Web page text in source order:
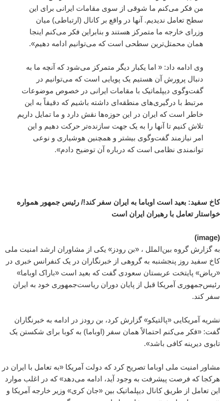
من فکر می‌کنم ما شوقی از سوی مقامات ایرانی برای این
سطح تعامل ندیدیم. آنها در واقع بر کانال (ارتباطی) میان
وزرای خارجه ما متمرکز هستند و بنابراین فکر می‌کنم اینجا
همان محمتل‌ترین سطحی‌ است که می‌توانیم ادامه دهیم».
وی ادامه داد: « اما یکبار دیگر متمرکز می‌شود که آنچه ما به
دنبال پرورش آن هستیم یک پویایی است که می‌توانیم در
گفت‌وگوی دیپلماتیک با مقامات ایرانی در خصوص موضوعات
مرتبط با درگیری‌های منطقه‌ای داشته باشیم که دقیقاً به این
خاطر است که ایران در این حوزه‌ها نقش دارد و ما تمایل داریم
تلاش کنیم تا آنها را به یک جهت سازنده‌تر حرکت دهیم و این
امر نیازمند گفت‌وگوی بیشتر و همچنین هوشیاری و نوعی
توانمندی نظامی است که درباره آن توضیح دادم».
کاخ سفید: بعید است اوباما به ایران سفر کند!/ رئیس جمهور همواره
خواستار تعامل با رهبران ایران است
(image)
به گزارش گروه بین‌الملل ، «بن رودز» یکی از مشاوران ارشد امنیت ملی
کاخ سفید روز پنجشنبه به گروهی از خبرنگاران در یک کنفرانس خبری در
«ریاض» پایتخت عربستان سعودی گفت که بعید است «باراک اوباما»
رئیس‌جمهوری آمریکا قبل از پایان دوران ریاست‌جمهوری خود به ایران
سفر کند.
نشریه آمریکایی «پالتیکو» گزارش کرد، بن رودز در ادامه به خبرنگاران
گفت: «فکر می‌کنم احتمالاً همان سفر (اوباما) به کوبا برای شکستن یک
تابوی دیرینه کافی باشد».
مشاور امنیت ملی اوباما تصریح کرد که دولت آمریکا «به تعامل با ایران در
هرکجا که فرصت پیشرفت به وجود آید، ادامه می‌دهد» که در اغلب موارد
این تعامل از طریق کانال دیپلماتیک بین «جان کری» وزیر خارجه آمریکا و